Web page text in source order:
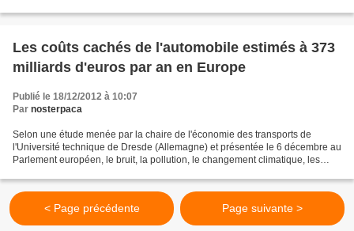
Les coûts cachés de l'automobile estimés à 373
milliards d'euros par an en Europe
Publié le 18/12/2012 à 10:07
Par nosterpaca
Selon une étude menée par la chaire de l'économie des transports de
l'Université technique de Dresde (Allemagne) et présentée le 6 décembre au
Parlement européen, le bruit, la pollution, le changement climatique, les
< Page précédente Page suivante >